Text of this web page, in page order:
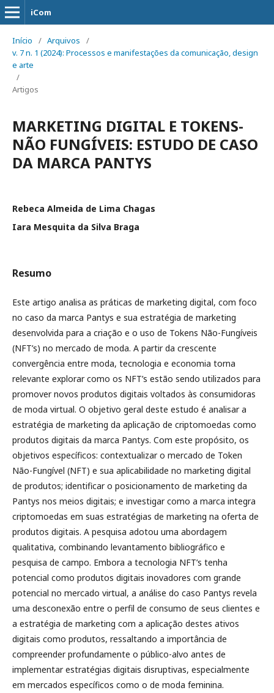
iCom
Início / Arquivos
/
v. 7 n. 1 (2024): Processos e manifestações da comunicação, design
e arte
/
Artigos
MARKETING DIGITAL E TOKENS-
NÃO FUNGÍVEIS: ESTUDO DE CASO
DA MARCA PANTYS
Rebeca Almeida de Lima Chagas
Iara Mesquita da Silva Braga
Resumo
Este artigo analisa as práticas de marketing digital, com foco
no caso da marca Pantys e sua estratégia de marketing
desenvolvida para a criação e o uso de Tokens Não-Fungíveis
(NFT’s) no mercado de moda. A partir da crescente
convergência entre moda, tecnologia e economia torna
relevante explorar como os NFT’s estão sendo utilizados para
promover novos produtos digitais voltados às consumidoras
de moda virtual. O objetivo geral deste estudo é analisar a
estratégia de marketing da aplicação de criptomoedas como
produtos digitais da marca Pantys. Com este propósito, os
objetivos específicos: contextualizar o mercado de Token
Não-Fungível (NFT) e sua aplicabilidade no marketing digital
de produtos; identificar o posicionamento de marketing da
Pantys nos meios digitais; e investigar como a marca integra
criptomoedas em suas estratégias de marketing na oferta de
produtos digitais. A pesquisa adotou uma abordagem
qualitativa, combinando levantamento bibliográfico e
pesquisa de campo. Embora a tecnologia NFT’s tenha
potencial como produtos digitais inovadores com grande
potencial no mercado virtual, a análise do caso Pantys revela
uma desconexão entre o perfil de consumo de seus clientes e
a estratégia de marketing com a aplicação destes ativos
digitais como produtos, ressaltando a importância de
compreender profundamente o público-alvo antes de
implementar estratégias digitais disruptivas, especialmente
em mercados específicos como o de moda feminina.